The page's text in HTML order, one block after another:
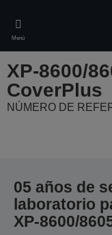
main
content
Menú
XP-8600/
CoverPlus
NÚMERO DE
05 años de
laboratorio
XP-8600/